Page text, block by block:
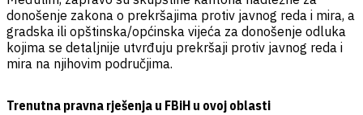
donošenje zakona o prekršajima protiv javnog reda i mira, a
gradska ili opštinska/općinska vijeća za donošenje odluka
kojima se detaljnije utvrđuju prekršaji protiv javnog reda i
mira na njihovim područjima.
Trenutna pravna rješenja u FBiH u ovoj oblasti